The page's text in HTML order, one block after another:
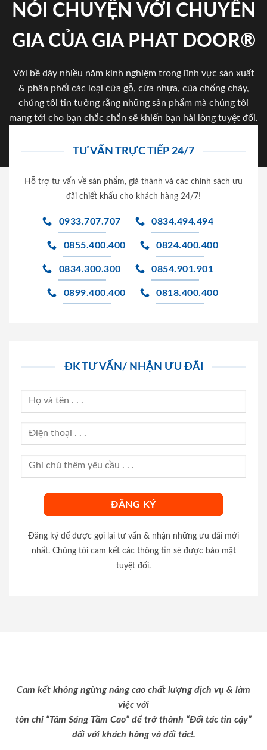
NÓI CHUYỆN VỚI CHUYÊN
GIA CỦA GIA PHAT DOOR®
Với bề dày nhiều năm kinh nghiệm trong lĩnh vực sản xuất
& phân phối các loại cửa gỗ, cửa nhựa, của chống cháy,
chúng tôi tin tưởng rằng những sản phẩm mà chúng tôi
mang tới cho bạn chắc chắn sẽ khiến bạn hài lòng tuyệt đối.
TƯ VẤN TRỰC TIẾP 24/7
Hỗ trợ tư vấn về sản phẩm, giá thành và các chính sách ưu
đãi chiết khấu cho khách hàng 24/7!
0933.707.707 0834.494.494
0855.400.400 0824.400.400
0834.300.300 0854.901.901
0899.400.400 0818.400.400
ĐK TƯ VẤN/ NHẬN ƯU ĐÃI
Đăng ký để được gọi lại tư vấn & nhận những ưu đãi mới
nhất. Chúng tôi cam kết các thông tin sẽ được bảo mật
tuyệt đối.
Cam kết không ngừng nâng cao chất lượng dịch vụ & làm
việc với
tôn chỉ “Tâm Sáng Tầm Cao” để trở thành “Đối tác tin cậy”
đối với khách hàng và đối tác!.